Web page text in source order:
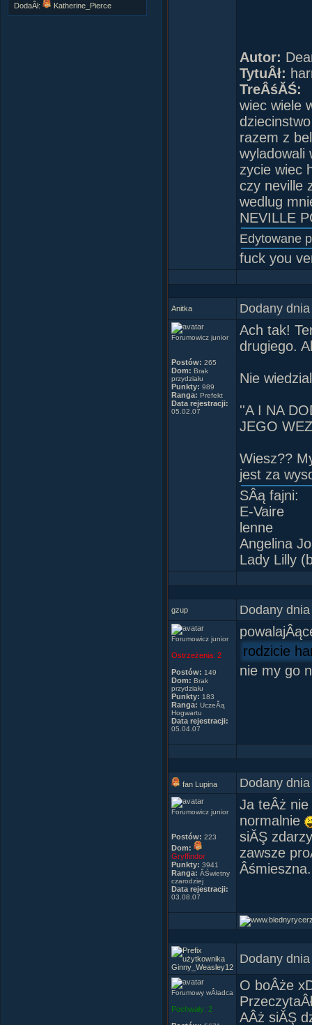
DodaÂł:
Katherine_Pierce
Autor:
TytuÂł:
TreÂśĂŚ:
wiec wiele
razem z
wyladowali
zycie wiec
czy neville
wedlug
NEVILLE
Edytowane
fuck you
Anitka Dodany
Forumowicz junior
Postów: 265
Dom: Brak
przydziału
Punkty: 989
Ranga: Prefekt
Data rejestracji:
05.02.07
Ach tak!
drugiego.
Nie
''A I NA
JEGO
Wiesz??
jest za
SÂą fajni:
E-Vaire
lenne
Angelina
Lady Lilly
gzup Dodany
Forumowicz junior
Ostrzeżenia: 2
Postów: 149
Dom: Brak
przydziału
Punkty: 183
Ranga: UczeĂą
Hogwartu
Data rejestracji:
05.04.07
rodzicie
nie my go
fan Lupina Dodany
Forumowicz junior
Postów: 223
Dom:
Gryffindor
Punkty: 3941
Ranga: ÂŚwietny
czarodziej
Data rejestracji:
03.08.07
Ja teÂż nie
normalnie
siĂŞ
zawsze
Ginny_Weasley12
Dodany
Forumowy wÂładca
Pochwały: 2
O boÂże
AÂż siĂŞ